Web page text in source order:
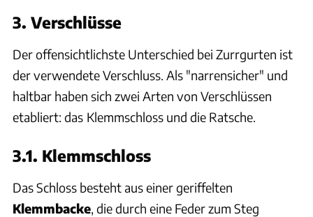
3. Verschlüsse
Der offensichtlichste Unterschied bei Zurrgurten ist
der verwendete Verschluss. Als "narrensicher" und
haltbar haben sich zwei Arten von Verschlüssen
etabliert: das Klemmschloss und die Ratsche.
3.1. Klemmschloss
Das Schloss besteht aus einer geriffelten
Klemmbacke, die durch eine Feder zum Steg